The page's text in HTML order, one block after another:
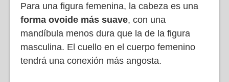
Para una figura femenina, la cabeza es una
forma ovoide más suave, con una
mandíbula menos dura que la de la figura
masculina. El cuello en el cuerpo femenino
tendrá una conexión más angosta.